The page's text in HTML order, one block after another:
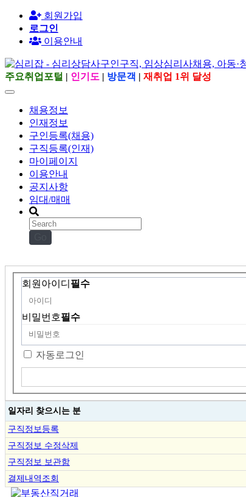
회원가입
로그인
이용안내
주요취업포털 | 인기도 | 방문객 | 재취업 1위 달성
채용정보
인재정보
구인등록(채용)
구직등록(인재)
마이페이지
이용안내
공지사항
임대/매매
회원아이디 필수
비밀번호필수
자동로그인
일자리 찾으시는 분
구직정보등록
구직정보 수정삭제
구직정보 보관함
결제내역조회